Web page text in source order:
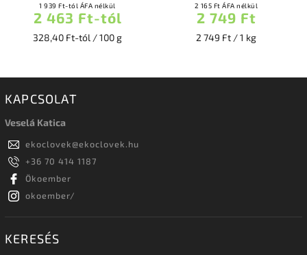
1 939 Ft-tól ÁFA nélkül
2 463 Ft-tól
328,40 Ft-tól / 100 g
2 165 Ft ÁFA nélkül
2 749 Ft
2 749 Ft / 1 kg
KAPCSOLAT
Veselá Katica
ekoclovek@ekoclovek.hu
+36 70 414 1187
Ökoember
okoember/
KERESÉS